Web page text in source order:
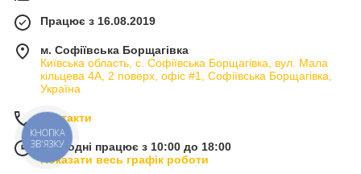
Працює з 16.08.2019
м. Софіївська Борщагівка
Київська область, с. Софіївська Борщагівка, вул. Мала
кільцева 4А, 2 поверх, офіс #1, Софіївська Борщагівка,
Україна
Контакти
Сьогодні працює з 10:00 до 18:00
Показати весь графік роботи
КНОПКА
ЗВ'ЯЗКУ